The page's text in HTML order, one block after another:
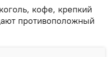
кофе, крепкий
противоположный